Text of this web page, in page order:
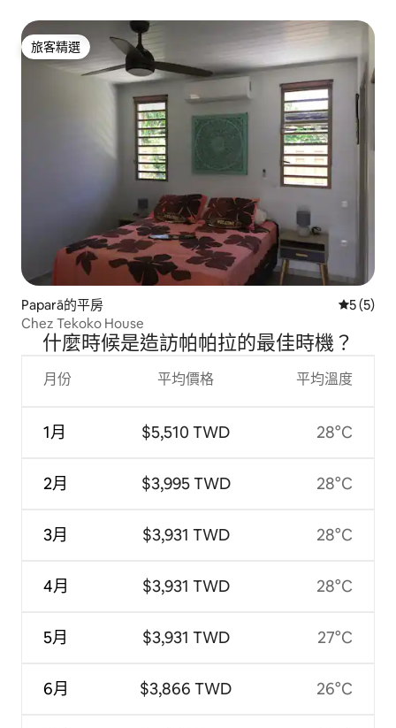
旅客精選
旅客精選
Paparā的平房 從 5 則評
5 (5)
Chez Tekoko House
什麼時候是造訪帕帕拉的最佳時機？
月份
1月
2月
3月
4月
5月
6月
平均價格
$5,510 TWD
$3,995 TWD
$3,931 TWD
$3,931 TWD
$3,931 TWD
$3,866 TWD
平均溫度
28°C
28°C
28°C
28°C
27°C
26°C